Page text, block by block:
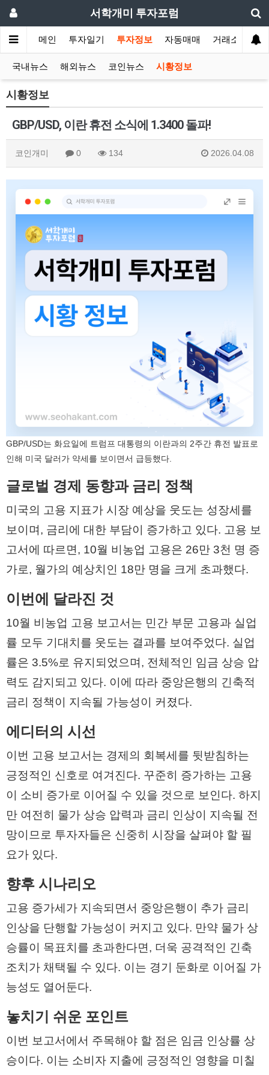
서학개미 투자포럼
메인 투자일기 투자정보 자동매매 거래소
국내뉴스 해외뉴스 코인뉴스 시황정보
시황정보
GBP/USD, 이란 휴전 소식에 1.3400 돌파!
코인개미 0 134 2026.04.08
GBP/USD는 화요일에 트럼프 대통령의 이란과의 2주간 휴전 발표로
인해 미국 달러가 약세를 보이면서 급등했다.
글로벌 경제 동향과 금리 정책
미국의 고용 지표가 시장 예상을 웃도는 성장세를
보이며, 금리에 대한 부담이 증가하고 있다. 고용 보
고서에 따르면, 10월 비농업 고용은 26만 3천 명 증
가로, 월가의 예상치인 18만 명을 크게 초과했다.
이번에 달라진 것
10월 비농업 고용 보고서는 민간 부문 고용과 실업
률 모두 기대치를 웃도는 결과를 보여주었다. 실업
률은 3.5%로 유지되었으며, 전체적인 임금 상승 압
력도 감지되고 있다. 이에 따라 중앙은행의 긴축적
금리 정책이 지속될 가능성이 커졌다.
에디터의 시선
이번 고용 보고서는 경제의 회복세를 뒷받침하는
긍정적인 신호로 여겨진다. 꾸준히 증가하는 고용
이 소비 증가로 이어질 수 있을 것으로 보인다. 하지
만 여전히 물가 상승 압력과 금리 인상이 지속될 전
망이므로 투자자들은 신중히 시장을 살펴야 할 필
요가 있다.
향후 시나리오
고용 증가세가 지속되면서 중앙은행이 추가 금리
인상을 단행할 가능성이 커지고 있다. 만약 물가 상
승률이 목표치를 초과한다면, 더욱 공격적인 긴축
조치가 채택될 수 있다. 이는 경기 둔화로 이어질 가
능성도 열어둔다.
놓치기 쉬운 포인트
이번 보고서에서 주목해야 할 점은 임금 인상률 상
승이다. 이는 소비자 지출에 긍정적인 영향을 미칠